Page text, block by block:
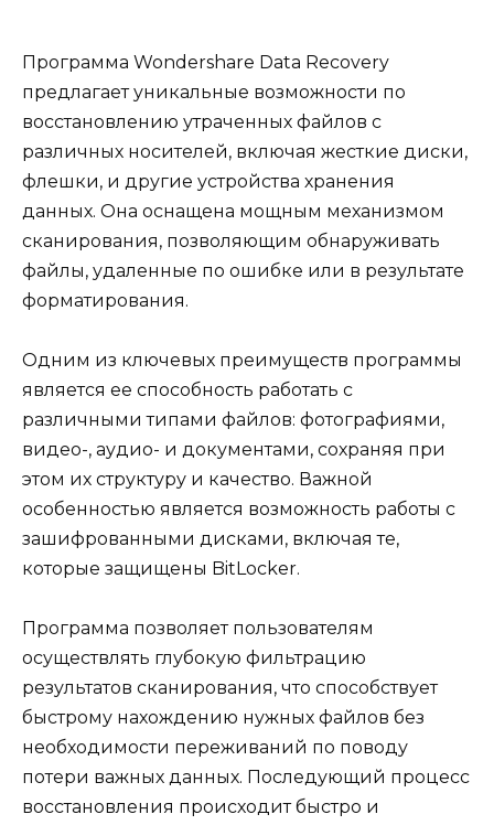
Программа Wondershare Data Recovery
предлагает уникальные возможности по
восстановлению утраченных файлов с
различных носителей, включая жесткие диски,
флешки, и другие устройства хранения
данных. Она оснащена мощным механизмом
сканирования, позволяющим обнаруживать
файлы, удаленные по ошибке или в результате
форматирования.
Одним из ключевых преимуществ программы
является ее способность работать с
различными типами файлов: фотографиями,
видео-, аудио- и документами, сохраняя при
этом их структуру и качество. Важной
особенностью является возможность работы с
зашифрованными дисками, включая те,
которые защищены BitLocker.
Программа позволяет пользователям
осуществлять глубокую фильтрацию
результатов сканирования, что способствует
быстрому нахождению нужных файлов без
необходимости переживаний по поводу
потери важных данных. Последующий процесс
восстановления происходит быстро и